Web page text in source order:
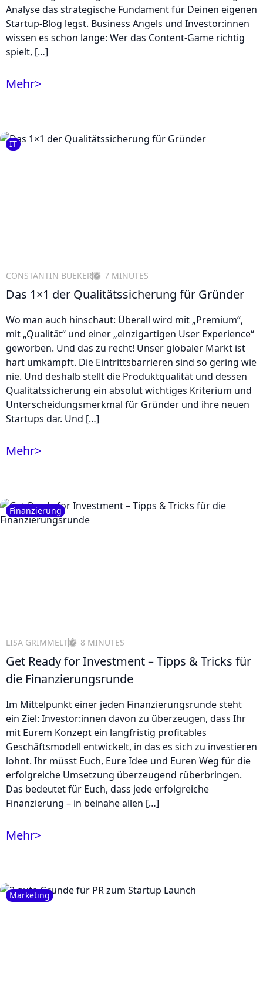
Analyse das strategische Fundament für Deinen eigenen
Startup-Blog legst. Business Angels und Investor:innen
wissen es schon lange: Wer das Content-Game richtig
spielt, […]
Mehr>
IT
CONSTANTIN BUEKER 7 MINUTES
Das 1×1 der Qualitätssicherung für Gründer
Wo man auch hinschaut: Überall wird mit „Premium“,
mit „Qualität“ und einer „einzigartigen User Experience“
geworben. Und das zu recht! Unser globaler Markt ist
hart umkämpft. Die Eintrittsbarrieren sind so gering wie
nie. Und deshalb stellt die Produktqualität und dessen
Qualitätssicherung ein absolut wichtiges Kriterium und
Unterscheidungsmerkmal für Gründer und ihre neuen
Startups dar. Und […]
Mehr>
Finanzierung
LISA GRIMMELT 8 MINUTES
Get Ready for Investment – Tipps & Tricks für
die Finanzierungsrunde
Im Mittelpunkt einer jeden Finanzierungsrunde steht
ein Ziel: Investor:innen davon zu überzeugen, dass Ihr
mit Eurem Konzept ein langfristig profitables
Geschäftsmodell entwickelt, in das es sich zu investieren
lohnt. Ihr müsst Euch, Eure Idee und Euren Weg für die
erfolgreiche Umsetzung überzeugend rüberbringen.
Das bedeutet für Euch, dass jede erfolgreiche
Finanzierung – in beinahe allen […]
Mehr>
Marketing